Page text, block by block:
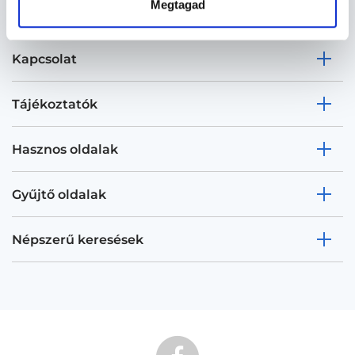
Megtagad
Kapcsolat
Tájékoztatók
Hasznos oldalak
Gyűjtő oldalak
Népszerű keresések